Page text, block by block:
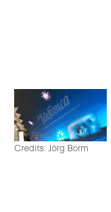
Credits: Jörg Borm